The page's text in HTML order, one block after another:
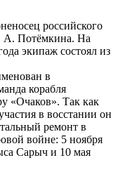
российского
А. Потёмкина. На
экипаж состоял из
в
корабля
«Очаков». Так как
в восстании он
ремонт в
войне: 5 ноября
Сарыч и 10 мая